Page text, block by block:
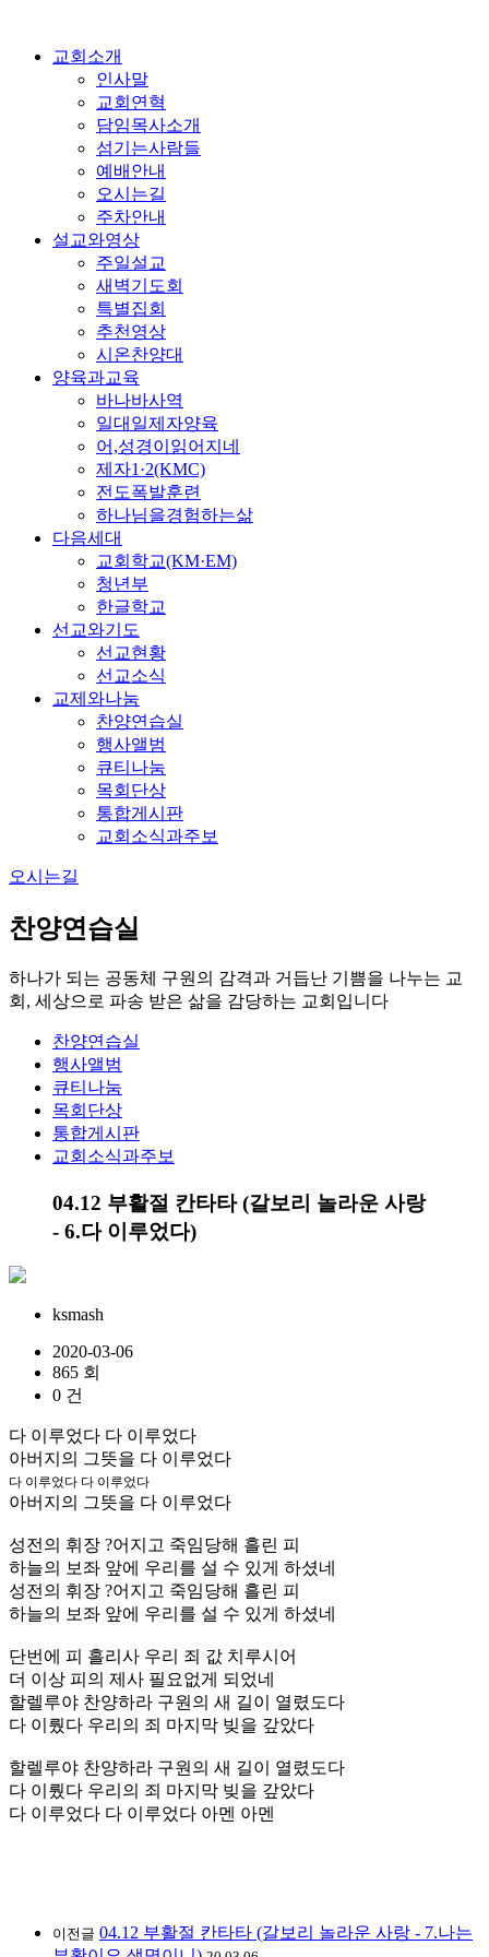
교회소개
인사말
교회연혁
담임목사소개
섬기는사람들
예배안내
오시는길
주차안내
설교와영상
주일설교
새벽기도회
특별집회
추천영상
시온찬양대
양육과교육
바나바사역
일대일제자양육
어,성경이읽어지네
제자1·2(KMC)
전도폭발훈련
하나님을경험하는삶
다음세대
교회학교(KM·EM)
청년부
한글학교
선교와기도
선교현황
선교소식
교제와나눔
찬양연습실
행사앨범
큐티나눔
목회단상
통합게시판
교회소식과주보
오시는길
찬양연습실
하나가 되는 공동체 구원의 감격과 거듭난 기쁨을 나누는 교
회, 세상으로 파송 받은 삶을 감당하는 교회입니다
찬양연습실
행사앨범
큐티나눔
목회단상
통합게시판
교회소식과주보
04.12 부활절 칸타타 (갈보리 놀라운 사랑
- 6.다 이루었다)
ksmash
2020-03-06
865 회
0 건
다 이루었다 다 이루었다
아버지의 그뜻을 다 이루었다
다 이루었다 다 이루었다
아버지의 그뜻을 다 이루었다
성전의 휘장 ?어지고 죽임당해 흘린 피
하늘의 보좌 앞에 우리를 설 수 있게 하셨네
성전의 휘장 ?어지고 죽임당해 흘린 피
하늘의 보좌 앞에 우리를 설 수 있게 하셨네
단번에 피 흘리사 우리 죄 값 치루시어
더 이상 피의 제사 필요없게 되었네
할렐루야 찬양하라 구원의 새 길이 열렸도다
다 이뤘다 우리의 죄 마지막 빚을 갚았다
할렐루야 찬양하라 구원의 새 길이 열렸도다
다 이뤘다 우리의 죄 마지막 빚을 갚았다
다 이루었다 다 이루었다 아멘 아멘
이전글 04.12 부활절 칸타타 (갈보리 놀라운 사랑 - 7.나는